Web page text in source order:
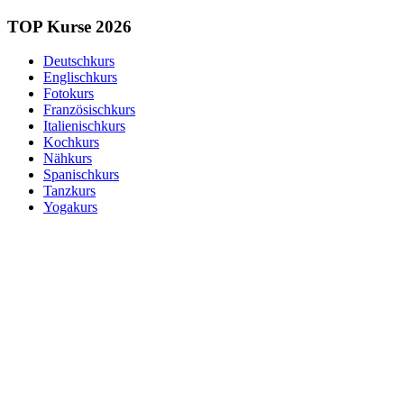
TOP Kurse 2026
Deutschkurs
Englischkurs
Fotokurs
Französischkurs
Italienischkurs
Kochkurs
Nähkurs
Spanischkurs
Tanzkurs
Yogakurs